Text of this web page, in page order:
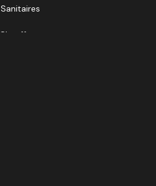
Sanitaires
Chauffage